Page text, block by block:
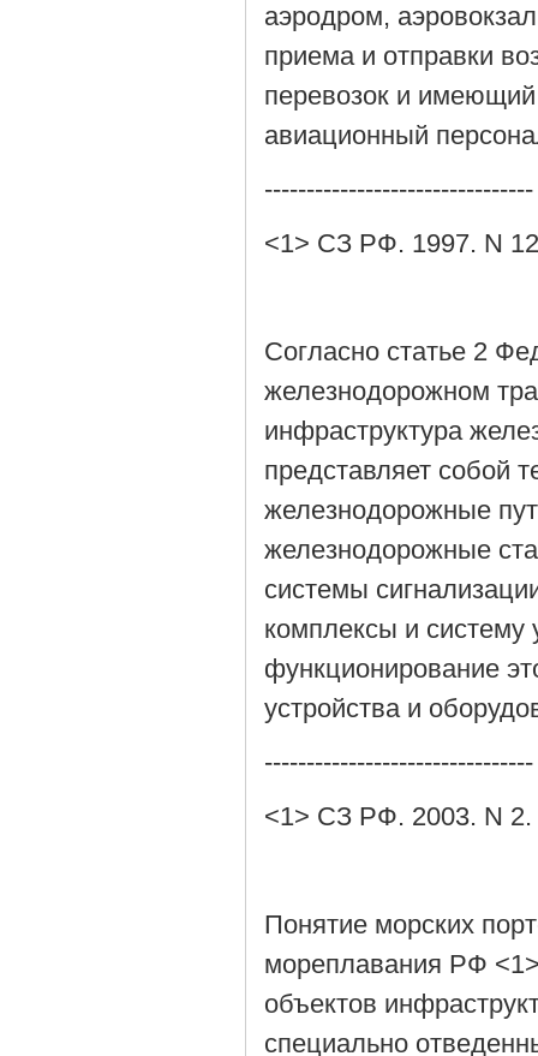
аэродром,
приема и отправки
перевозок и
авиационный
--------------------------------
<1> СЗ РФ. 1997. N
Согласно статье 2
железнодорожном
инфраструктура
представляет собой
железнодорожные
железнодорожные
системы
комплексы и
функционирование
устройства и
--------------------------------
<1> СЗ РФ. 2003. N 2.
Понятие морских
мореплавания РФ
объектов
специально